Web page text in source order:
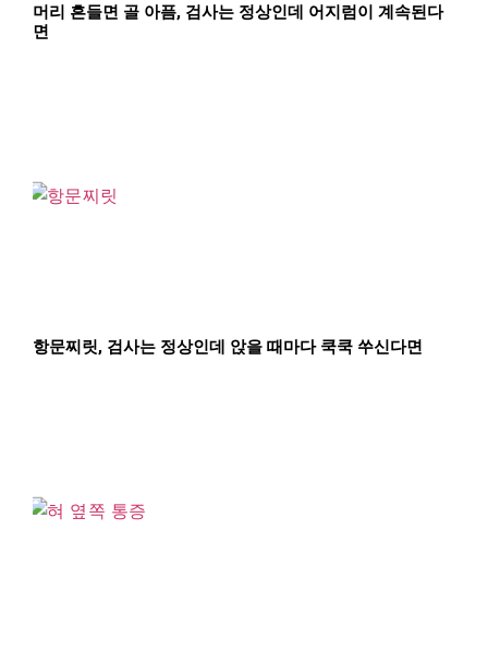
머리 흔들면 골 아픔, 검사는 정상인데 어지럼이 계속된다
면
항문찌릿, 검사는 정상인데 앉을 때마다 쿡쿡 쑤신다면